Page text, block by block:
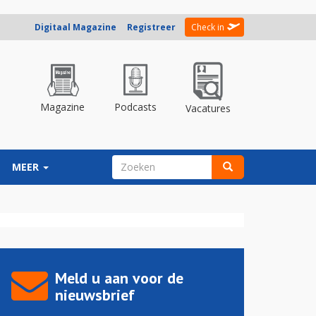
Digitaal Magazine Registreer Check in
Magazine Podcasts Vacatures
MEER ZOEKVELD
Meld u aan voor de
nieuwsbrief